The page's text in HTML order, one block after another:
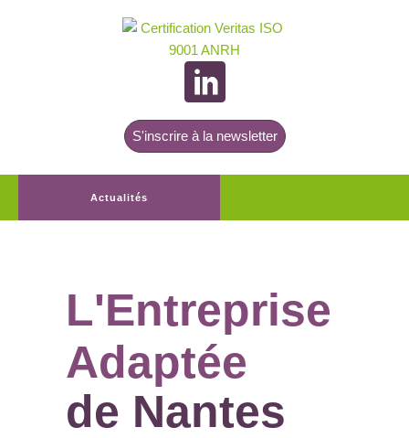
S'inscrire à la newsletter
Actualités
L'Entreprise
Adaptée
de Nantes